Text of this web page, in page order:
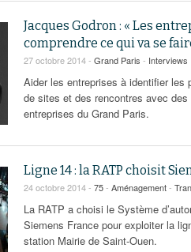
Jacques Godron : « Les
comprendre ce qui va se
27 octobre 2014 - Grand Paris - Interviews
Aider les entreprises à identifier les
de sites et des rencontres avec
entreprises du Grand Paris.
Ligne 14 : la RATP choisit
24 octobre 2014 - 75- Aménagement-
La RATP a choisi le Système
Siemens France pour exploiter la
station Mairie de Saint-Ouen.